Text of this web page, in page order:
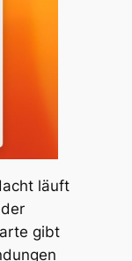
läuft
gibt